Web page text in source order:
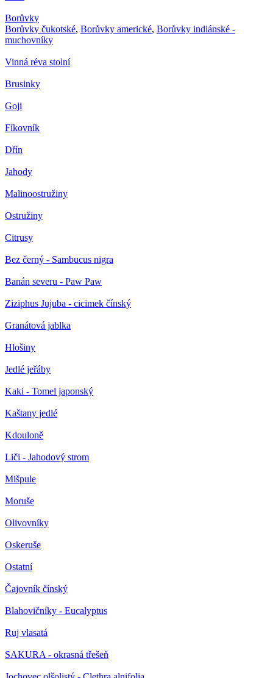
Borůvky
Borůvky čukotské, Borůvky americké, Borůvky indiánské -
muchovníky
Vinná réva stolní
Brusinky
Goji
Fíkovník
Dřín
Jahody
Malinoostružiny
Ostružiny
Citrusy
Bez černý - Sambucus nigra
Banán severu - Paw Paw
Ziziphus Jujuba - cicimek čínský
Granátová jablka
Hlošiny
Jedlé jeřáby
Kaki - Tomel japonský
Kaštany jedlé
Kdouloně
Liči - Jahodový strom
Mišpule
Moruše
Olivovníky
Oskeruše
Ostatní
Čajovník čínský
Blahovičníky - Eucalyptus
Ruj vlasatá
SAKURA - okrasná třešeň